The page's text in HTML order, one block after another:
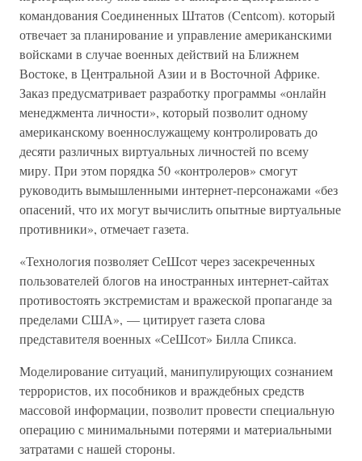
командования Соединенных Штатов (Centcom). который
отвечает за планирование и управление американскими
войсками в случае военных действий на Ближнем
Востоке, в Центральной Азии и в Восточной Африке.
Заказ предусматривает разработку программы «онлайн
менеджмента личности», который позволит одному
американскому военнослужащему контролировать до
десяти различных виртуальных личностей по всему
миру. При этом порядка 50 «контролеров» смогут
руководить вымышленными интернет-персонажами «без
опасений, что их могут вычислить опытные виртуальные
противники», отмечает газета.
«Технология позволяет СеШсот через засекреченных
пользователей блогов на иностранных интернет-сайтах
противостоять экстремистам и вражеской пропаганде за
пределами США», — цитирует газета слова
представителя военных «СеШсот» Билла Спикса.
Моделирование ситуаций, манипулирующих сознанием
террористов, их пособников и враждебных средств
массовой информации, позволит провести специальную
операцию с минимальными потерями и материальными
затратами с нашей стороны.